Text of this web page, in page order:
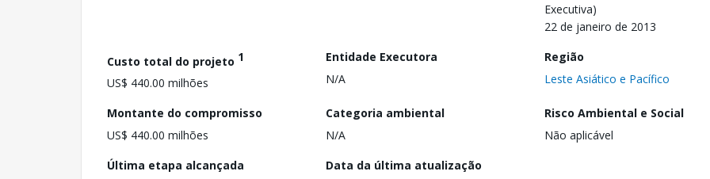
Executiva)
22 de janeiro de 2013
Custo total do projeto 1
US$ 440.00 milhões
Entidade Executora
N/A
Região
Leste Asiático e Pacífico
Montante do compromisso
US$ 440.00 milhões
Categoria ambiental
N/A
Risco Ambiental e Social
Não aplicável
Última etapa alcançada
Data da última atualização